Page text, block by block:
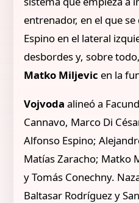
entrenador, en el que
Espino en el lateral
desbordes y, sobre
Matko Miljevic en la
Vojvoda alineó a
Cannavo, Marco Di
Alfonso Espino;
Matías Zaracho; Matko
y Tomás Conechny.
Baltasar Rodríguez y